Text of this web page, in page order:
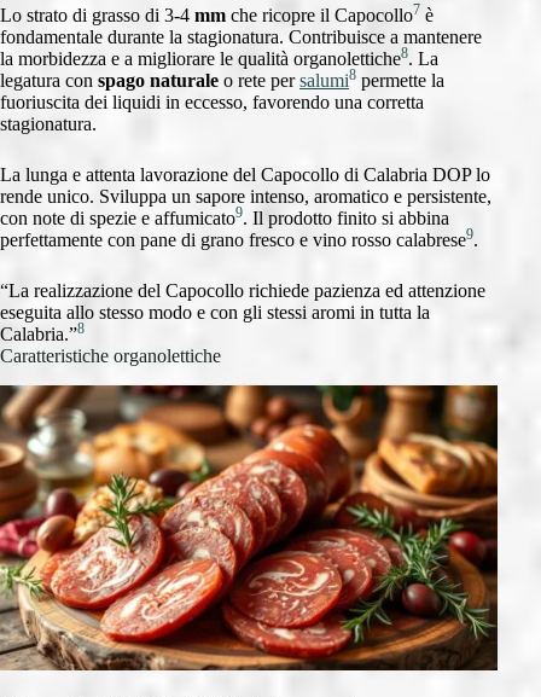
Lo strato di grasso di 3-4 mm che ricopre il Capocollo7 è
fondamentale durante la stagionatura. Contribuisce a mantenere
la morbidezza e a migliorare le qualità organolettiche8. La
legatura con spago naturale o rete persalumi8 permette la
fuoriuscita dei liquidi in eccesso, favorendo una corretta
stagionatura.
La lunga e attenta lavorazione del Capocollo di Calabria DOP lo
rende unico. Sviluppa un sapore intenso, aromatico e persistente,
con note di spezie e affumicato9. Il prodotto finito si abbina
perfettamente con pane di grano fresco e vino rosso calabrese9.
“La realizzazione del Capocollo richiede pazienza ed attenzione
eseguita allo stesso modo e con gli stessi aromi in tutta la
Calabria.”8
Caratteristiche organolettiche